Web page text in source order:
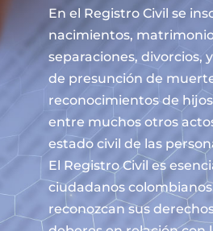
En el Registro Civil se
nacimientos,
separaciones, divorcios,
de presunción de
reconocimientos de
entre muchos otros
estado civil de las
El Registro Civil es
ciudadanos
reconozcan sus